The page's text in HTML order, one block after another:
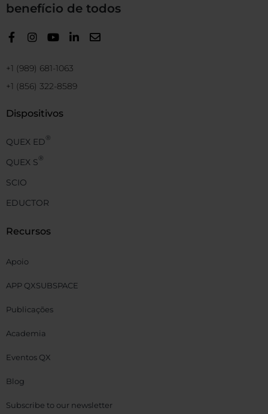
benefício de todos
+1 (989) 681-1063
+1 (856) 322-8589
Dispositivos
QUEX ED®
QUEX S®
SCIO
EDUCTOR
Recursos
Apoio
APP QXSUBSPACE
Publicações
Academia
Eventos QX
Blog
Subscribe to our newsletter